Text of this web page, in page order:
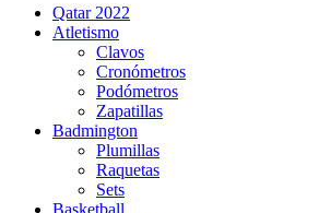
Qatar 2022
Atletismo
Clavos
Cronómetros
Podómetros
Zapatillas
Badmington
Plumillas
Raquetas
Sets
Basketball